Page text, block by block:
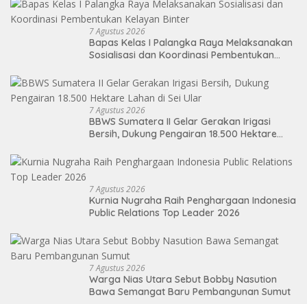
7 Agustus 2026
Bapas Kelas I Palangka Raya Melaksanakan
Sosialisasi dan Koordinasi Pembentukan
7 Agustus 2026
BBWS Sumatera II Gelar Gerakan Irigasi
Bersih, Dukung Pengairan 18.500 Hektare
7 Agustus 2026
Kurnia Nugraha Raih Penghargaan Indonesia
Public Relations Top Leader 2026
7 Agustus 2026
Warga Nias Utara Sebut Bobby Nasution
Bawa Semangat Baru Pembangunan Sumut